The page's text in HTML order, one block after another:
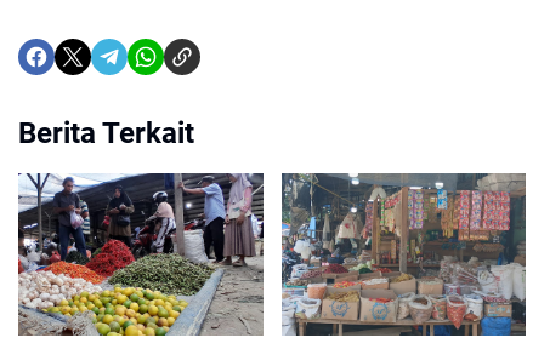
Berita Terkait